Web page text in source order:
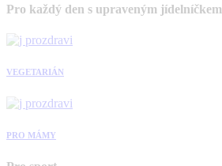
Pro každý den s upraveným jídelníčkem
VEGETARIÁN
PRO MÁMY